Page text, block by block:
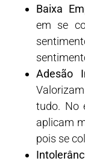
Baixa
em se
Adesão
tudo. No
aplicam
pois se